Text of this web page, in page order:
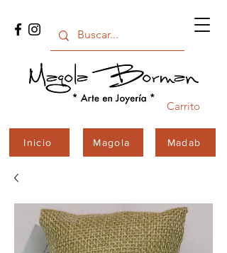
Carrito
Inicio Magola Madab